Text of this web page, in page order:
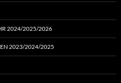
2024/2025/2026
2023/2024/2025